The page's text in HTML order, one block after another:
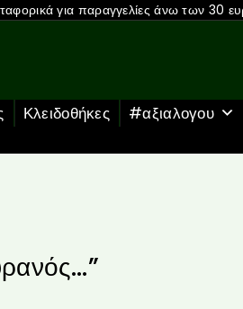
για παραγγελίες άνω των 30
Κλειδοθήκες
#αξιαλογου